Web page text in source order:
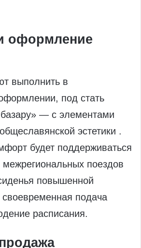
оформление
выполнить в
под стать
— с элементами
эстетики .
будет поддерживаться
поездов
повышенной
подача
расписания.